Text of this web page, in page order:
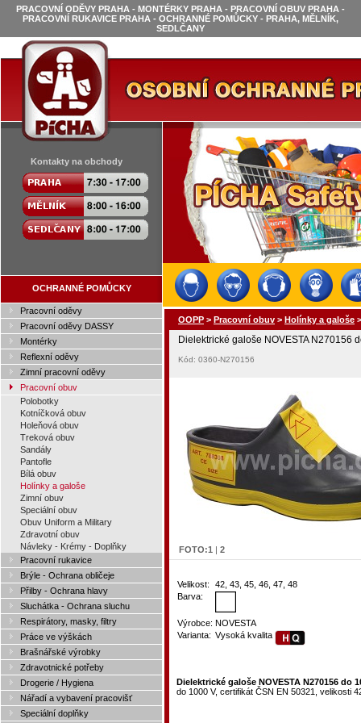
PRACOVNÍ ODĚVY PRAHA - MONTÉRKY PRAHA - PRACOVNÍ OBUV PRAHA -
PRACOVNÍ RUKAVICE PRAHA - OCHRANNÉ POMŮCKY - PRAHA, MĚLNÍK,
SEDLČANY
Kontakty na obchody
OCHRANNÉ POMŮCKY
Pracovní oděvy
Pracovní oděvy DASSY
Montérky
Reflexní oděvy
Zimní pracovní oděvy
Pracovní obuv
Polobotky
Kotníčková obuv
Holeňová obuv
Treková obuv
Sandály
Pantofle
Bílá obuv
Holínky a galoše
Zimní obuv
Speciální obuv
Obuv Uniform a Military
Zdravotní obuv
Návleky - Krémy - Doplňky
Pracovní rukavice
Brýle - Ochrana obličeje
Přilby - Ochrana hlavy
Sluchátka - Ochrana sluchu
Respirátory, masky, filtry
Práce ve výškách
Brašnářské výrobky
Zdravotnické potřeby
Drogerie / Hygiena
Nářadí a vybavení pracovišť
Speciální doplňky
OOPP > Pracovní obuv > Holínky a galoše
Dielektrické galoše NOVESTA N270156
Kód: 0360-N270156
FOTO:1 | 2
Velikost:
42, 43, 45, 46, 47, 48
Barva:
Výrobce: NOVESTA
Varianta: Vysoká kvalita
Dielektrické galoše NOVESTA N270156 do
do 1000 V, certifikát ČSN EN 50321, velikosti